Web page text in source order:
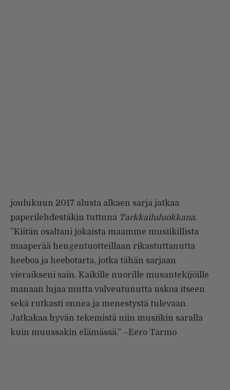
joulukuun 2017 alusta alkaen sarja jatkaa
paperilehdestäkin tuttuna Tarkkailuluokkana.
”Kiitän osaltani jokaista maamme musiikillista
maaperää hengentuotteillaan rikastuttanutta
heeboa ja heebotarta, jotka tähän sarjaan
vieraikseni sain. Kaikille nuorille musantekijöille
manaan lujaa mutta valveutunutta uskoa itseen
sekä rutkasti onnea ja menestystä tulevaan.
Jatkakaa hyvän tekemistä niin musiikin saralla
kuin muussakin elämässä.” –Eero Tarmo